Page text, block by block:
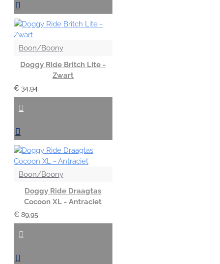
Boon/Boony
Doggy Ride Britch Lite -
Zwart
€ 34,94
Boon/Boony
Doggy Ride Draagtas
Cocoon XL - Antraciet
€ 89,95